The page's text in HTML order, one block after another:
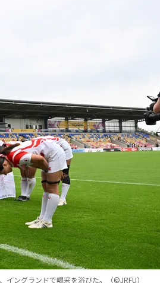
ングランドで喝采を浴びた。（©︎JRFU）